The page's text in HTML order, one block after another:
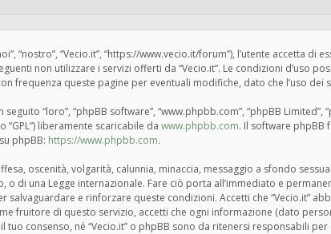
“nostro”, “Vecio.it”, “https://www.vecio.it/forum”), l’utente accetta
non utilizzare i servizi offerti da “Vecio.it”. Le condizioni d’uso
frequenza queste pagine per eventuali modifiche, dato che l’uso dei
seguito “loro”, “phpBB software”, “www.phpbb.com”, “phpBB
“GPL”) liberamente scaricabile da www.phpbb.com. Il software phpBB
phpBB: https://www.phpbb.com.
oscenità, volgarità, calunnia, minaccia, messaggio a sfondo
o di una Legge internazionale. Fare ciò porta all’immediato e
salvaguardare e rinforzare queste condizioni. Accetti che “Vecio.it”
fruitore di questo servizio, accetti che ogni informazione (dato
tuo consenso, né “Vecio.it” o phpBB sono da ritenersi responsabili